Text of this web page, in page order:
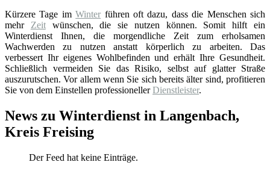
Kürzere Tage imWinter führen oft dazu, dass die Menschen sich
mehr Zeitwünschen, die sie nutzen können. Somit hilft ein
Winterdienst Ihnen, die morgendliche Zeit zum erholsamen
Wachwerden zu nutzen anstatt körperlich zu arbeiten. Das
verbessert Ihr eigenes Wohlbefinden und erhält Ihre Gesundheit.
Schließlich vermeiden Sie das Risiko, selbst auf glatter Straße
auszurutschen. Vor allem wenn Sie sich bereits älter sind, profitieren
Sie von dem Einstellen professionellerDienstleister.
News zu Winterdienst in Langenbach,
Kreis Freising
Der Feed hat keine Einträge.